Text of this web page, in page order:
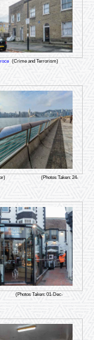
(Crime and Terrorism)
(Photos Taken: 24-
(Photos Taken: 01-Dec-